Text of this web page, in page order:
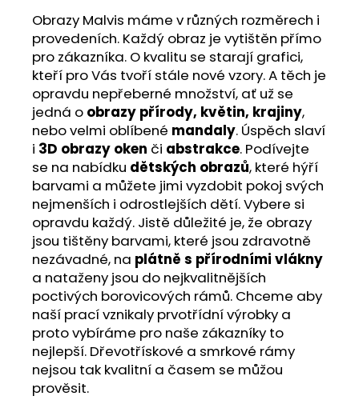
Obrazy Malvis máme v různých rozměrech i
provedeních. Každý obraz je vytištěn přímo
pro zákazníka. O kvalitu se starají grafici,
kteří pro Vás tvoří stále nové vzory. A těch je
opravdu nepřeberné množství, ať už se
jedná o obrazy přírody, květin, krajiny,
nebo velmi oblíbené mandaly. Úspěch slaví
i 3D obrazy oken či abstrakce. Podívejte
se na nabídku dětských obrazů, které hýří
barvami a můžete jimi vyzdobit pokoj svých
nejmenších i odrostlejších dětí. Vybere si
opravdu každý. Jistě důležité je, že obrazy
jsou tištěny barvami, které jsou zdravotně
nezávadné, na plátně s přírodními vlákny
a nataženy jsou do nejkvalitnějších
poctivých borovicových rámů. Chceme aby
naší prací vznikaly prvotřídní výrobky a
proto vybíráme pro naše zákazníky to
nejlepší. Dřevotřískové a smrkové rámy
nejsou tak kvalitní a časem se můžou
prověsit.